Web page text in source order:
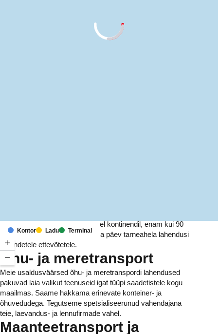
Kontor Ladu Terminal
Meil on kontorid ja rajatised kuuel kontinendil, enam kui 90
riigis. Me pakume ja haldame iga päev tarneahela lahendusi
tuhandetele ettevõtetele.
Õhu- ja meretransport
Meie usaldusväärsed õhu- ja meretranspordi lahendused
pakuvad laia valikut teenuseid igat tüüpi saadetistele kogu
maailmas. Saame hakkama erinevate konteiner- ja
õhuvedudega. Tegutseme spetsialiseerunud vahendajana
teie, laevandus- ja lennufirmade vahel.
Maanteetransport ja